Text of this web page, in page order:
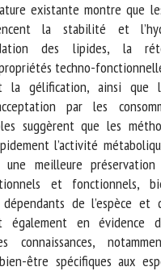
afin d’évaluer comment les
utilisées
des insectes. La littérature
d’abattage
des protéines,
des antioxydants, les
telles que
que les attributs
les consommateurs.
que les méthodes
l’activité métabolique
meilleure préservation de
et fonctionnels,